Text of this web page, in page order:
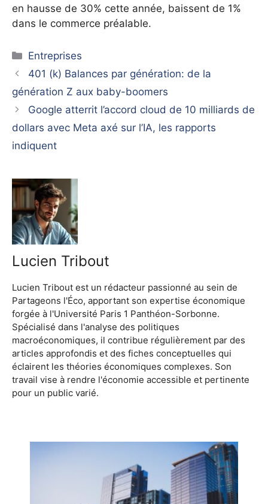
en hausse de 30% cette année, baissent de 1%
dans le commerce préalable.
Catégories
Entreprises
401 (k) Balances par génération: de la
génération Z aux baby-boomers
Google atterrit l’accord cloud de 10 milliards de
dollars avec Meta axé sur l’IA, les rapports
indiquent
Lucien Tribout
Lucien Tribout est un rédacteur passionné au sein de
Partageons l'Éco, apportant son expertise économique
forgée à l'Université Paris 1 Panthéon-Sorbonne.
Spécialisé dans l'analyse des politiques
macroéconomiques, il contribue régulièrement par des
articles approfondis et des fiches conceptuelles qui
éclairent les théories économiques complexes. Son
travail vise à rendre l'économie accessible et pertinente
pour un public varié.